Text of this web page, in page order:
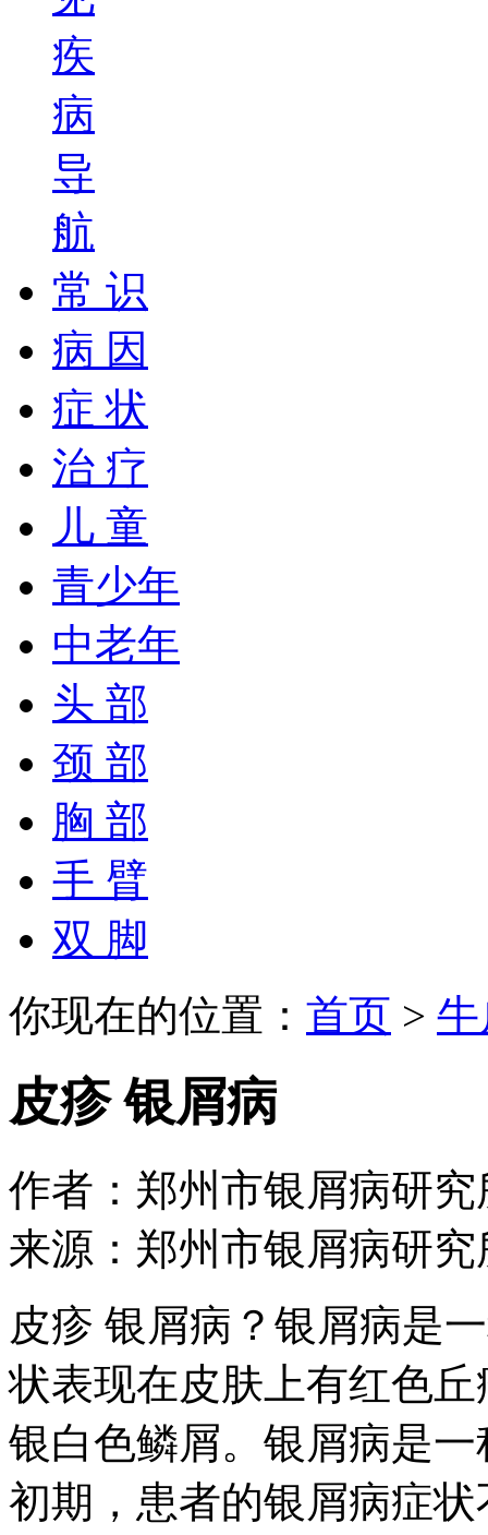
疾
病
导
航
常 识
病 因
症 状
治 疗
儿 童
青少年
中老年
头 部
颈 部
胸 部
手 臂
双 脚
你现在的位置： 首页 >
皮疹 银屑病
作者：郑州市银屑病研究
来源：郑州市银屑病研究
皮疹 银屑病？银屑病是
状表现在皮肤上有红色
银白色鳞屑。银屑病是
初期，患者的银屑病症